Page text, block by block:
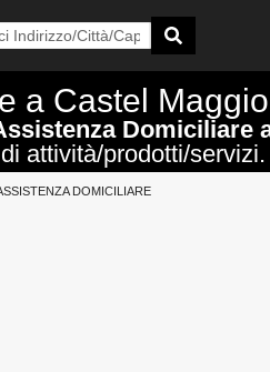
a Castel
Domiciliare
attività/prodotti/servizi.
DOMICILIARE